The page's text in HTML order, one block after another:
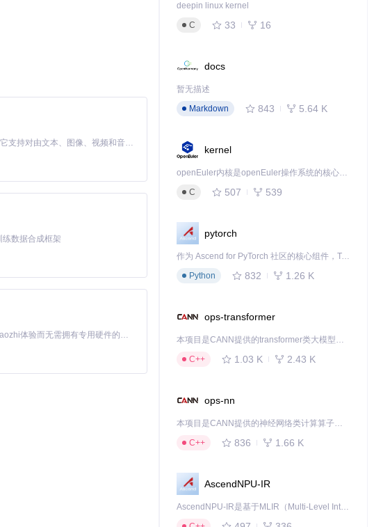
MiniMax H3 是一个通用的全模态生成系统。它支持对由文本、图像、视频和音频组成的多模态上下文进行统一理解，并能生成分辨率高达 2K、时长可达 15 秒的带原生立体声音频的视频。得益于面向任务泛化的系统设计，H3 在预训练阶段就已具备广泛的多模态上下文理解与生成能力，能够出色地执行复杂的多模态指令。
数据合成框架
基于Python的Xiaozhi AI，适用于想要完整Xiaozhi体验而无需拥有专用硬件的用户。
deepin linux kernel
C
33 16
docs
暂无描述
Markdown
843 5.64 K
kernel
openEuler内核是openEuler操作系统的核心，既是系统性能与稳定性的基石，也是连接处理器、设备与服务的桥梁。
C
507 539
pytorch
作为 Ascend for PyTorch 社区的核心组件，TorchNPU 是昇腾专为 PyTorch 打造的深度学习适配插件，使 PyTorch 框架能够直接调用昇腾 NPU，为开发者提供昇腾 AI 处理器的超强算力。
Python
832 1.26 K
ops-transformer
本项目是CANN提供的transformer类大模型算子库，实现网络在NPU上加速计算。
C++
1.03 K 2.43 K
ops-nn
本项目是CANN提供的神经网络类计算算子库，实现网络在NPU上加速计算。
C++
836 1.66 K
AscendNPU-IR
AscendNPU-IR是基于MLIR（Multi-Level Intermediate Representation）构建的，面向昇腾亲和算子编译时使用的中间表示，提供昇腾完备表达能力，通过编译优化提升昇腾AI处理器计算效率，支持通过生态框架使能昇腾AI处理器与深度调优